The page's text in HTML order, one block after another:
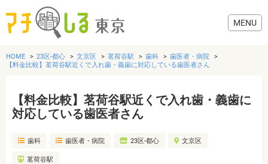
グルメ
美容・健康
HOME 23区-都心 文京区 茗荷谷駅 歯科
歯医者・病院
【料金比較】茗荷谷駅近くで入れ歯・義歯に対応している歯医者さん
【料金比較】茗荷谷駅近くで入れ歯・義歯に
対応している歯医者さん
歯科 歯医者・病院 23区-都心 文京区
茗荷谷駅